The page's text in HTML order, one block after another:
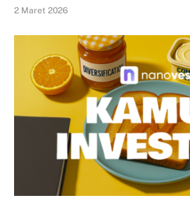
2 Maret 2026